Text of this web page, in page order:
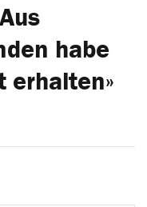
habe
erhalten»